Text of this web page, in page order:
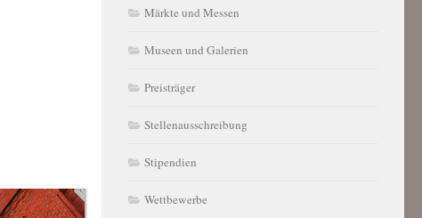
Märkte und Messen
Museen und Galerien
Preisträger
Stellenausschreibung
Stipendien
Wettbewerbe